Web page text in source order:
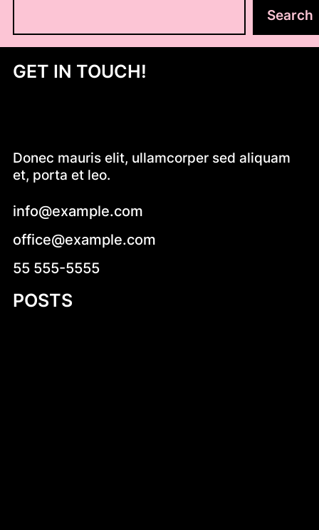
u
a
Search
GET IN TOUCH!
Donec mauris elit, ullamcorper sed aliquam
et, porta et leo.
info@example.com
office@example.com
55 555-5555
POSTS